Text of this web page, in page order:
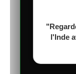
l'Inde